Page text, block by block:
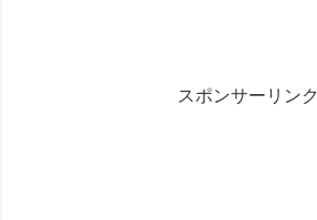
スポンサーリンク